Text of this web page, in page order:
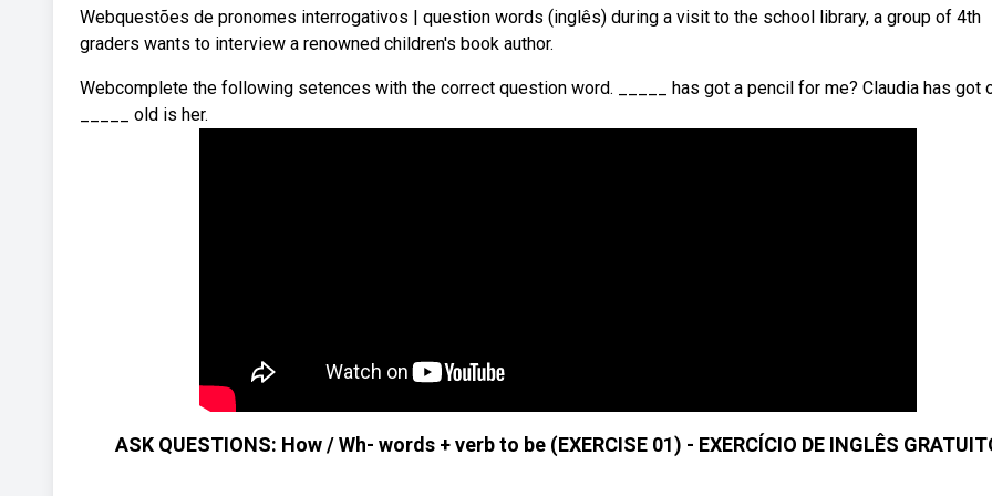
Webquestões de pronomes interrogativos | question words (inglês) during a visit to the school library, a group of 4th
graders wants to interview a renowned children's book author.
Webcomplete the following setences with the correct question word. _____ has got a pencil for me? Claudia has got
_____ old is her.
ASK QUESTIONS: How / Wh- words + verb to be (EXERCISE 01) - EXERCÍCIO DE INGLÊS